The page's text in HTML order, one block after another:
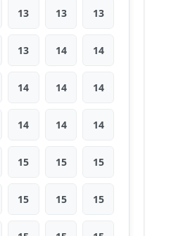
13 13 13
13 14 14
14 14 14
14 14 14
15 15 15
15 15 15